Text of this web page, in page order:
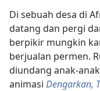
Di sebuah desa di
datang dan pergi
berpikir mungkin
berjualan permen.
diundang anak-
animasi Dengarkan,